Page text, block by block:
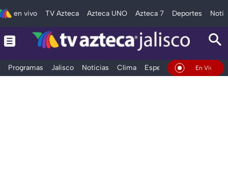
en vivo TV Azteca Azteca UNO Azteca 7 Deportes
Programas Jalisco Noticias Clima Espectáculos Deportes
En Vivo